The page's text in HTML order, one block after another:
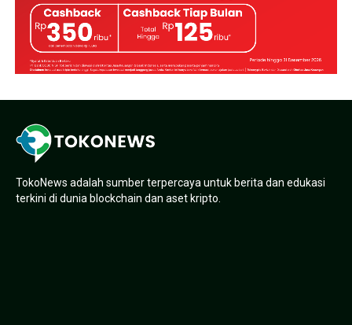
TokoNews adalah sumber terpercaya untuk berita dan edukasi
terkini di dunia blockchain dan aset kripto.